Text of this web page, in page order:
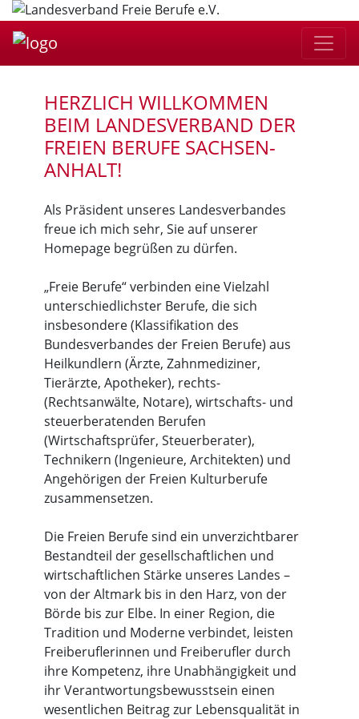
HERZLICH WILLKOMMEN
BEIM LANDESVERBAND DER
FREIEN BERUFE SACHSEN-
ANHALT!
Als Präsident unseres Landesverbandes
freue ich mich sehr, Sie auf unserer
Homepage begrüßen zu dürfen.
„Freie Berufe“ verbinden eine Vielzahl
unterschiedlichster Berufe, die sich
insbesondere (Klassifikation des
Bundesverbandes der Freien Berufe) aus
Heilkundlern (Ärzte, Zahnmediziner,
Tierärzte, Apotheker), rechts-
(Rechtsanwälte, Notare), wirtschafts- und
steuerberatenden Berufen
(Wirtschaftsprüfer, Steuerberater),
Technikern (Ingenieure, Architekten) und
Angehörigen der Freien Kulturberufe
zusammensetzen.
Die Freien Berufe sind ein unverzichtbarer
Bestandteil der gesellschaftlichen und
wirtschaftlichen Stärke unseres Landes –
von der Altmark bis in den Harz, von der
Börde bis zur Elbe. In einer Region, die
Tradition und Moderne verbindet, leisten
Freiberuflerinnen und Freiberufler durch
ihre Kompetenz, ihre Unabhängigkeit und
ihr Verantwortungsbewusstsein einen
wesentlichen Beitrag zur Lebensqualität in